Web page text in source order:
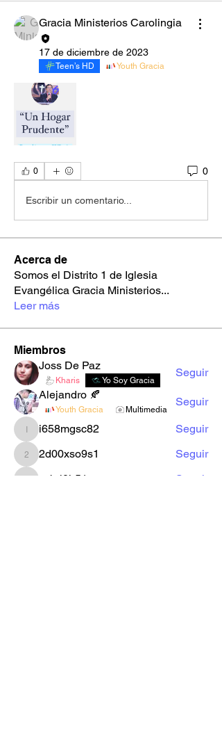
Gracia Ministerios Carolingia
17 de diciembre de 2023
Teen’s HD Youth Gracia
0 0
Escribir un comentario...
Acerca de
Somos el Distrito 1 de Iglesia
Evangélica Gracia Ministerios...
Leer más
Miembros
Joss De Paz
Kharis Yo Soy Gracia
Seguir
Alejandro 🍂
Youth Gracia Multimedia
Seguir
i658mgsc82
i658mgsc82 Seguir
2d00xso9s1
2d00xso9s1 Seguir
sxbrl0jr51
Seguir